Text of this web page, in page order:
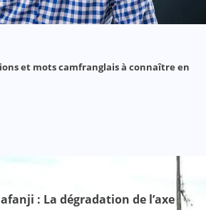
et mots camfranglais à connaître en
: La dégradation de l’axe